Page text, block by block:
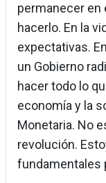
permanecer en
hacerlo. En la
expectativas.
un Gobierno
hacer todo lo
economía y la
Monetaria. No
revolución.
fundamentales